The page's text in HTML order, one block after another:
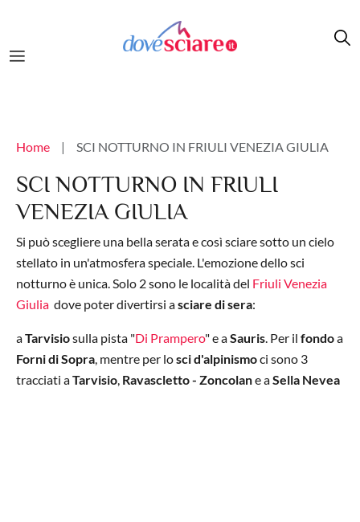
Briciole di pane
Home SCI NOTTURNO IN FRIULI VENEZIA GIULIA
SCI NOTTURNO IN FRIULI
VENEZIA GIULIA
Si può scegliere una bella serata e così sciare sotto un cielo
stellato in un'atmosfera speciale. L'emozione dello sci
notturno è unica. Solo 2 sono le località del Friuli Venezia
Giulia dove poter divertirsi asciare di sera:
aTarvisiosulla pista "Di Prampero" e aSauris. Per il fondoa
Forni di Sopra, mentre per losci d'alpinismoci sono 3
tracciati aTarvisio, Ravascletto - Zoncolane aSella Nevea